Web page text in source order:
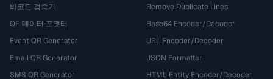
바코드 검증기
QR 데이터 포맷터
Event QR Generator
Email QR Generator
SMS QR Generator
Remove Duplicate Lines
Base64 Encoder/Decoder
URL Encoder/Decoder
JSON Formatter
HTML Entity Encoder/Decoder